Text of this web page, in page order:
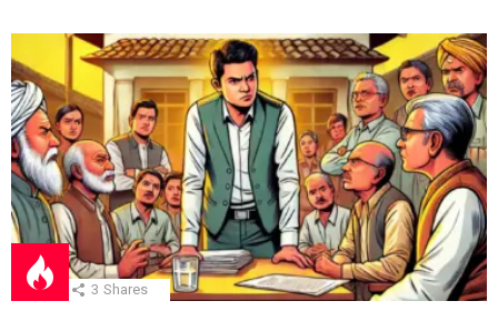
3 Shares